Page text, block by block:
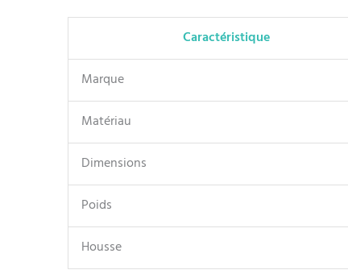
Caractéristique
Marque
Matériau
Dimensions
Poids
Housse